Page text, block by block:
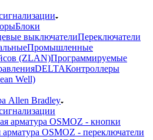
Блоки
выключателиПереключатели
Промышленные
(ZLAN)Программируемые
DELTAКонтроллеры
Well)
Allen Bradley
арматура OSMOZ - кнопки
арматура OSMOZ - переключатели